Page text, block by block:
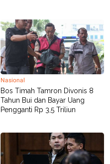
Nasional
Bos Timah Tamron Divonis 8
Tahun Bui dan Bayar Uang
Pengganti Rp 3,5 Triliun